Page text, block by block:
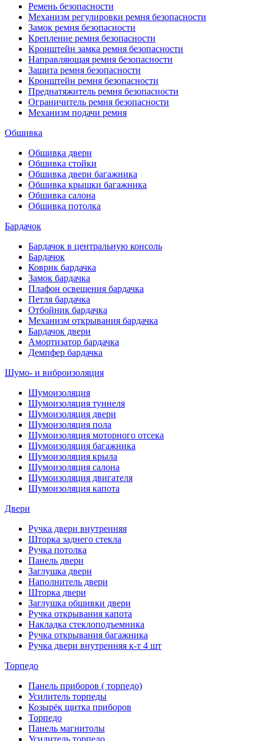
Ремень безопасности
Механизм регулировки ремня безопасности
Замок ремня безопасности
Крепление ремня безопасности
Кронштейн замка ремня безопасности
Направляющая ремня безопасности
Защита ремня безопасности
Кронштейн ремня безопасности
Преднатяжитель ремня безопасности
Ограничитель ремня безопасности
Механизм подачи ремня
Обшивка
Обшивка двери
Обшивка стойки
Обшивка двери багажника
Обшивка крышки багажника
Обшивка салона
Обшивка потолка
Бардачок
Бардачок в центральную консоль
Бардачок
Коврик бардачка
Замок бардачка
Плафон освещения бардачка
Петля бардачка
Отбойник бардачка
Механизм открывания бардачка
Бардачок двери
Амортизатор бардачка
Демпфер бардачка
Шумо- и виброизоляция
Шумоизоляция
Шумоизоляция туннеля
Шумоизоляция двери
Шумоизоляция пола
Шумоизоляция моторного отсека
Шумоизоляция багажника
Шумоизоляция крыла
Шумоизоляция салона
Шумоизоляция двигателя
Шумоизоляция капота
Двери
Ручка двери внутренняя
Шторка заднего стекла
Ручка потолка
Панель двери
Заглушка двери
Наполнитель двери
Шторка двери
Заглушка обшивки двери
Ручка открывания капота
Накладка стеклоподъемника
Ручка открывания багажника
Ручка двери внутренняя к-т 4 шт
Торпедо
Панель приборов ( торпедо)
Усилитель торпеды
Козырёк щитка приборов
Торпедо
Панель магнитолы
Усилитель торпедо